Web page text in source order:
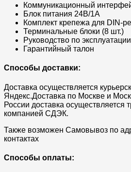
Коммуникационный
Блок питания 24В/1А
Комплект крепежа для DIN-
Терминальные блоки (8 шт.)
Руководство по эксплуатации
Гарантийный талон
Способы доставки:
Доставка осуществляется
Яндекс.Доставка по Москве и
России доставка осуществляется
компанией СДЭК.
Также возможен Самовывоз по
контактах
Способы оплаты: